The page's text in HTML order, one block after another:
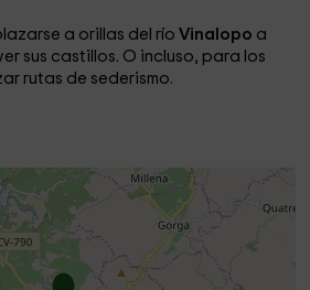
a orillas del ríoVinalopo a
sus castillos. O incluso, para los
rutas de sederismo.